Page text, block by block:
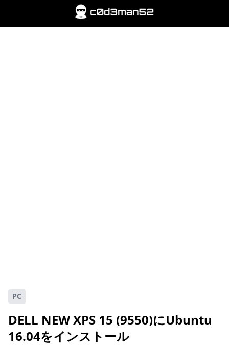
PC
DELL NEW XPS 15 (9550)にUbuntu
16.04をインストール